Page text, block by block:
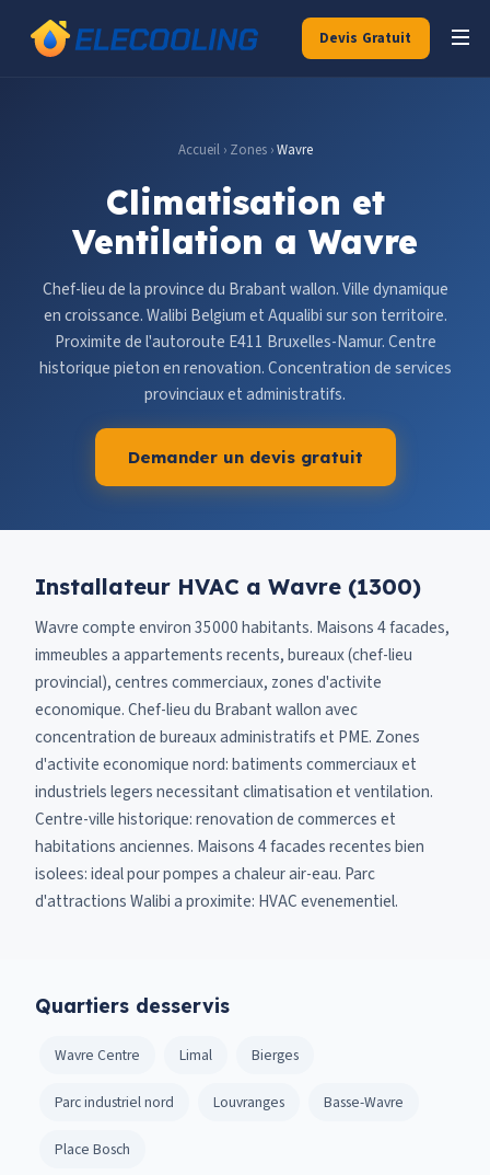
Devis Gratuit
Accueil› Zones›Wavre
Climatisation et
Ventilation a Wavre
Chef-lieu de la province du Brabant wallon. Ville dynamique
en croissance. Walibi Belgium et Aqualibi sur son territoire.
Proximite de l'autoroute E411 Bruxelles-Namur. Centre
historique pieton en renovation. Concentration de services
provinciaux et administratifs.
Demander un devis gratuit
Installateur HVAC a Wavre (1300)
Wavre compte environ 35000 habitants. Maisons 4 facades,
immeubles a appartements recents, bureaux (chef-lieu
provincial), centres commerciaux, zones d'activite
economique. Chef-lieu du Brabant wallon avec
concentration de bureaux administratifs et PME. Zones
d'activite economique nord: batiments commerciaux et
industriels legers necessitant climatisation et ventilation.
Centre-ville historique: renovation de commerces et
habitations anciennes. Maisons 4 facades recentes bien
isolees: ideal pour pompes a chaleur air-eau. Parc
d'attractions Walibi a proximite: HVAC evenementiel.
Quartiers desservis
Wavre Centre Limal Bierges
Parc industriel nord Louvranges Basse-Wavre
Place Bosch